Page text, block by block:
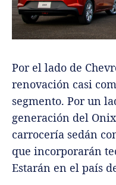
Por el lado de
renovación casi
segmento. Por un
generación del
carrocería sedán
que incorporarán
Estarán en el país